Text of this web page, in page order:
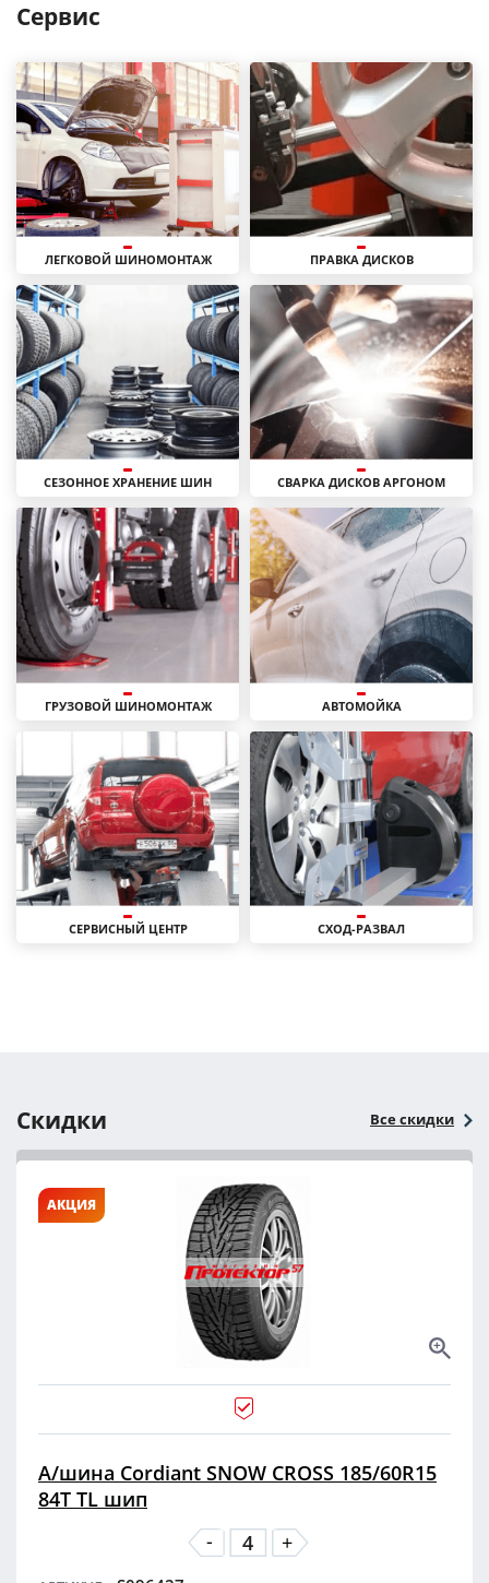
Сервис
ЛЕГКОВОЙ ШИНОМОНТАЖ ПРАВКА ДИСКОВ
СЕЗОННОЕ ХРАНЕНИЕ ШИН СВАРКА ДИСКОВ АРГОНОМ
ГРУЗОВОЙ ШИНОМОНТАЖ АВТОМОЙКА
СЕРВИСНЫЙ ЦЕНТР СХОД-РАЗВАЛ
Скидки Все скидки
АКЦИЯ
А/шина Cordiant SNOW CROSS 185/60R15
84T TL шип
-
+